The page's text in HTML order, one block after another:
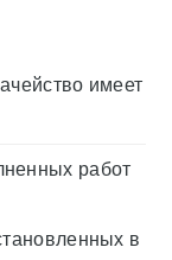
имеет
работ
в